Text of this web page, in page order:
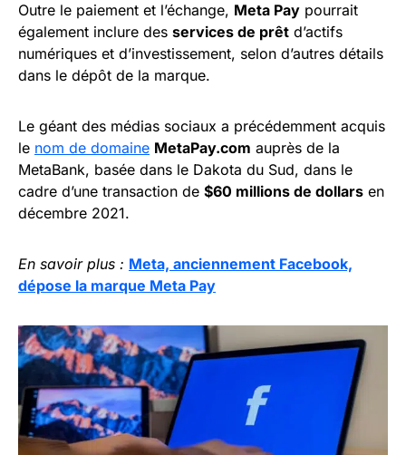
Outre le paiement et l’échange, Meta Pay pourrait
également inclure des services de prêt d’actifs
numériques et d’investissement, selon d’autres détails
dans le dépôt de la marque.
Le géant des médias sociaux a précédemment acquis
le nom de domaine MetaPay.com auprès de la
MetaBank, basée dans le Dakota du Sud, dans le
cadre d’une transaction de $60 millions de dollars en
décembre 2021.
En savoir plus : Meta, anciennement Facebook,
dépose la marque Meta Pay